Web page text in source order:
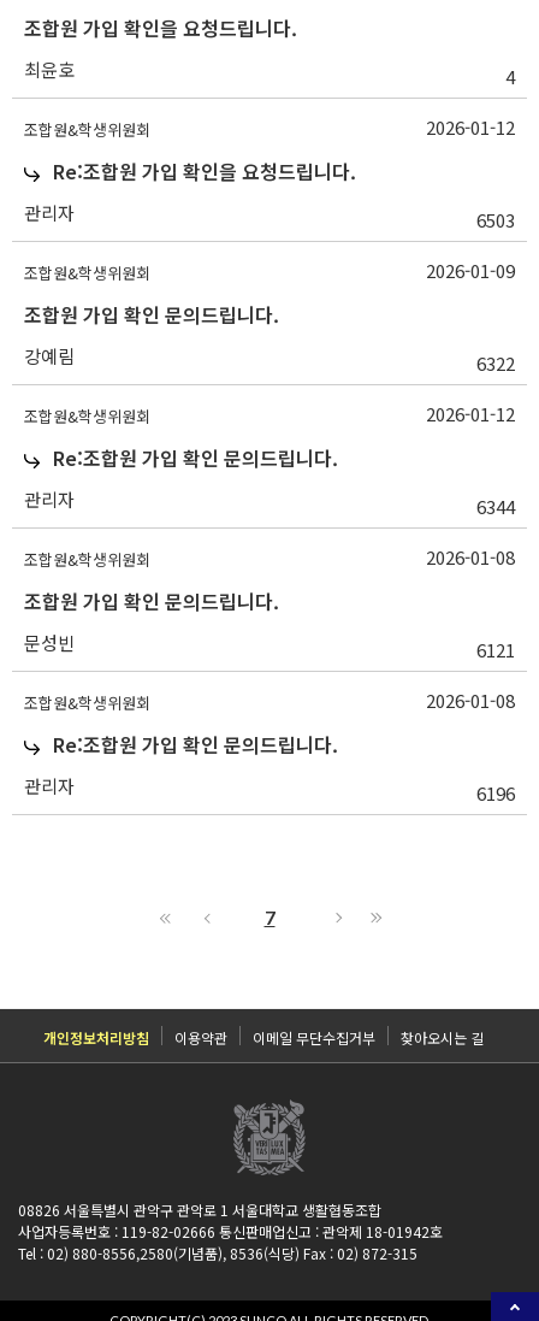
조합원 가입 확인을 요청드립니다.
최윤호 4
조합원&학생위원회
Re:조합원 가입 확인을 요청드립니다.
관리자 6503
2026-01-12
조합원&학생위원회
조합원 가입 확인 문의드립니다.
강예림 6322
2026-01-09
조합원&학생위원회
Re:조합원 가입 확인 문의드립니다.
관리자 6344
2026-01-12
조합원&학생위원회
조합원 가입 확인 문의드립니다.
문성빈 6121
2026-01-08
조합원&학생위원회
Re:조합원 가입 확인 문의드립니다.
관리자 6196
2026-01-08
7
개인정보처리방침 이용약관 이메일 무단수집거부 찾아오시는 길
08826 서울특별시 관악구 관악로 1 서울대학교 생활협동조합
사업자등록번호 : 119-82-02666 통신판매업신고 : 관악제 18-01942호
Tel : 02) 880-8556,2580(기념품), 8536(식당) Fax : 02) 872-315